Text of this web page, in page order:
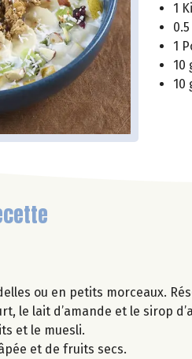
1
1
10
10
ou en petits morceaux.
le lait d’amande et le sirop
et le muesli.
et de fruits secs.